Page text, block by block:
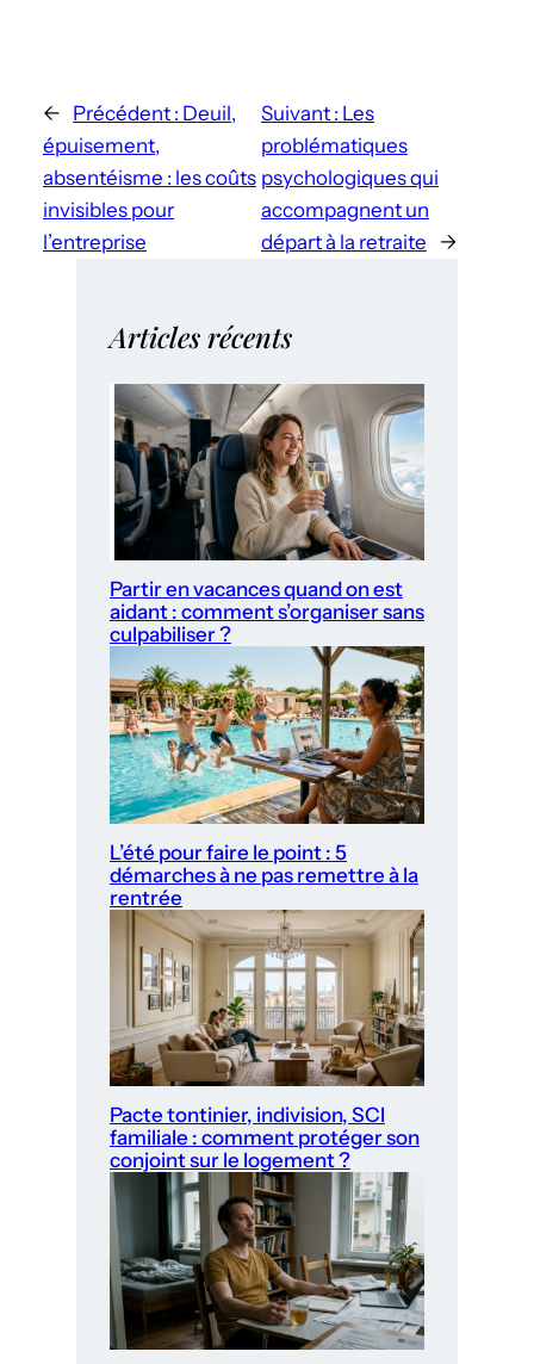
← Précédent : Deuil,
épuisement,
absentéisme : les coûts
invisibles pour
l’entreprise
Suivant : Les
problématiques
psychologiques qui
accompagnent un
départ à la retraite
→
Articles récents
Partir en vacances quand on est
aidant : comment s’organiser sans
culpabiliser ?
L’été pour faire le point : 5
démarches à ne pas remettre à la
rentrée
Pacte tontinier, indivision, SCI
familiale : comment protéger son
conjoint sur le logement ?